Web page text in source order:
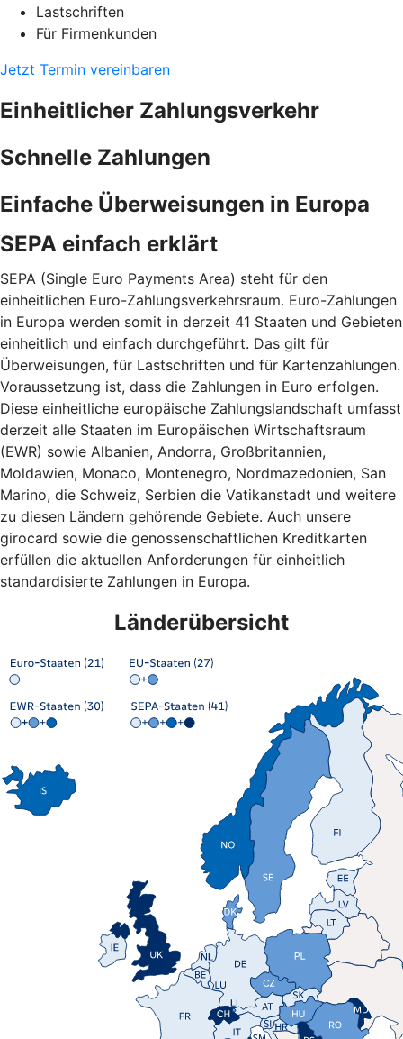
Lastschriften
Für Firmenkunden
Jetzt Termin vereinbaren
Einheitlicher Zahlungsverkehr
Schnelle Zahlungen
Einfache Überweisungen in Europa
SEPA einfach erklärt
SEPA (Single Euro Payments Area) steht für den
einheitlichen Euro-Zahlungsverkehrsraum. Euro-Zahlungen
in Europa werden somit in derzeit 41 Staaten und Gebieten
einheitlich und einfach durchgeführt. Das gilt für
Überweisungen, für Lastschriften und für Kartenzahlungen.
Voraussetzung ist, dass die Zahlungen in Euro erfolgen.
Diese einheitliche europäische Zahlungslandschaft umfasst
derzeit alle Staaten im Europäischen Wirtschaftsraum
(EWR) sowie Albanien, Andorra, Großbritannien,
Moldawien, Monaco, Montenegro, Nordmazedonien, San
Marino, die Schweiz, Serbien die Vatikanstadt und weitere
zu diesen Ländern gehörende Gebiete. Auch unsere
girocard sowie die genossenschaftlichen Kreditkarten
erfüllen die aktuellen Anforderungen für einheitlich
standardisierte Zahlungen in Europa.
Länderübersicht